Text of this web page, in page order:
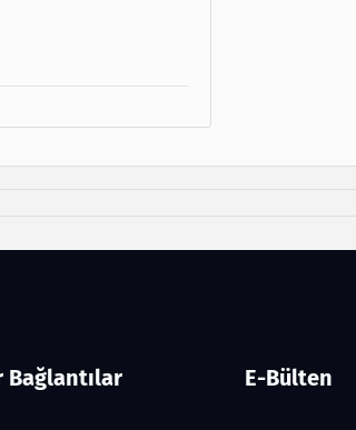
Bağlantılar E-Bülten